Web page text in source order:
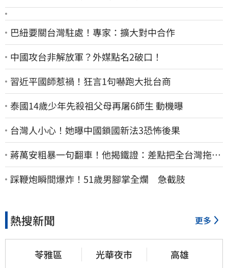
巴紐要關台灣駐處！專家：擴大對中合作
中國攻台非解放軍？外媒點名2破口！
習近平國師惹禍！狂言1句嚇跑大批台商
泰國14歲少年先殺祖父母再屠6師生 動機曝
台灣人小心！她曝中國鎖國新法3恐怖後果
蔣萬安粗暴一句翻車！他揭鐵證：差點把全台灣拖下
水哪時道歉
踩鞭炮瞬間爆炸！51歲男腳掌全爛 急截肢
熱搜新聞 更多
苓雅區 光華夜市 高雄